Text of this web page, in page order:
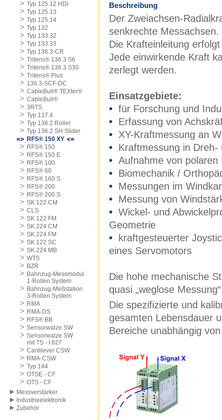
Typ 125.12 HDI
Typ 125.13
Typ 125.14
Typ 132
Typ 133.32
Typ 133.33
Typ 136.3-CR
Tritens® 136.3 S6
Tritens® 136.3 S30
Tritens® Plus
136.3-SCF-DC
CableBull® TEXter®
CableBull®
3RTS
Typ 137.4
Typ 136.2 Roller
Typ 136.2 SH Slider
RFS® 150 XY
RFS® 150
RFS® 150 E
RFS® 100
RFS® 60
RFS® 160 S
RFS® 200
RFS® 200 S
SK 122 CM
CLS
SK 122 FM
SK 224 CM
SK 224 FM
SK 122 SC
SK 224 MB
WTS
BZR
Bahnzug-Messmodul
1-Rollen System
Bahnzug-Meßstation
3-Rollen System
RMA
RMA-DS
RFS® BB
Sensorwalze SW
Sensorwalze SW
mit TS - I 827
Cantilever CSW
RMA-CSW
Typ 144
OTSE - CF
OTS - CF
Messverstärker
Industrieelektronik
Zubehör
Beschreibung
Der Zweiachsen-
senkrechte Messachsen.
Die Krafteinleitung
Jede einwirkende Kraft
zerlegt werden.
Einsatzgebiete:
• für Forschung und
• Erfassung von
• XY-Kraftmessung an
• Kraftmessung in Dreh-
• Aufnahme von polaren
• Biomechanik /
• Messungen im
• Messung von
• Wickel- und
Geometrie
• kraftgesteuerter
eines Servomotors
Die hohe mechanische
quasi „weglose
Die spezifizierte und
gesamten Lebensdauer
Bereiche unabhängig